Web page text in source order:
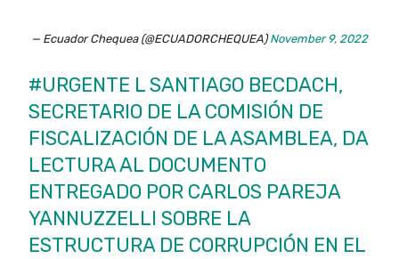
— Ecuador Chequea (@ECUADORCHEQUEA)November 9, 2022
#URGENTE L SANTIAGO BECDACH,
SECRETARIO DE LA COMISIÓN DE
FISCALIZACIÓN DE LA ASAMBLEA, DA
LECTURA AL DOCUMENTO
ENTREGADO POR CARLOS PAREJA
YANNUZZELLI SOBRE LA
ESTRUCTURA DE CORRUPCIÓN EN EL